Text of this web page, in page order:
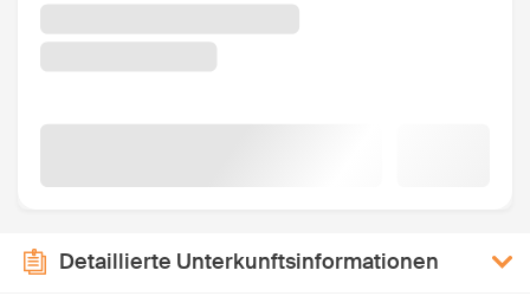
Detaillierte Unterkunftsinformationen